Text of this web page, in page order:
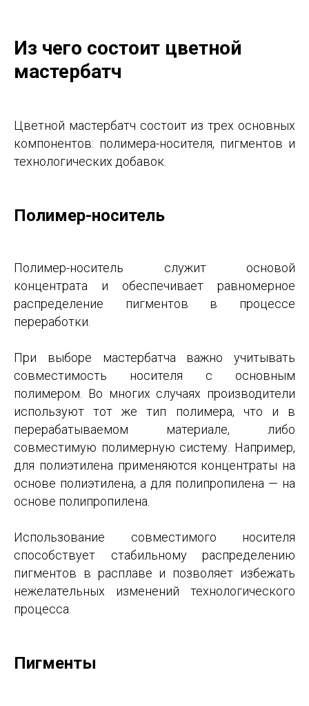
Из чего состоит цветной
мастербатч
Цветной мастербатч состоит из трех основных
компонентов: полимера-носителя, пигментов и
технологических добавок.
Полимер-носитель
Полимер-носитель служит основой
концентрата и обеспечивает равномерное
распределение пигментов в процессе
переработки.
При выборе мастербатча важно учитывать
совместимость носителя с основным
полимером. Во многих случаях производители
используют тот же тип полимера, что и в
перерабатываемом материале, либо
совместимую полимерную систему. Например,
для полиэтилена применяются концентраты на
основе полиэтилена, а для полипропилена — на
основе полипропилена.
Использование совместимого носителя
способствует стабильному распределению
пигментов в расплаве и позволяет избежать
нежелательных изменений технологического
процесса.
Пигменты